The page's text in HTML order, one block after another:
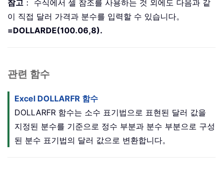
참고 ： 수식에서 셀 참조를 사용하는 것 외에도 다음과 같
이 직접 달러 가격과 분수를 입력할 수 있습니다。
=DOLLARDE(100.06,8).
관련 함수
Excel DOLLARFR 함수
DOLLARFR 함수는 소수 표기법으로 표현된 달러 값을
지정된 분수를 기준으로 정수 부분과 분수 부분으로 구성
된 분수 표기법의 달러 값으로 변환합니다。